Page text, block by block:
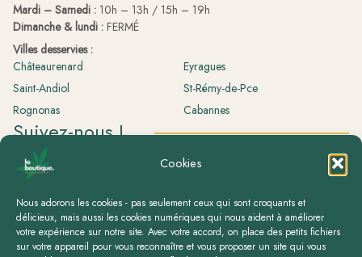
Cookies
Nous adorons les cookies - pas seulement ceux qui sont croquants et
délicieux, mais aussi les cookies numériques qui nous aident à améliorer
votre expérience sur notre site. Avec votre accord, on place des petits fichiers
sur votre appareil pour vous reconnaître et vous proposer un site qui vous
Mardi – Samedi : 10h – 13h / 15h – 19h
Dimanche & lundi : FERMÉ
Villes desservies :
Châteaurenard
Eyragues
Saint-Andiol
St-Rémy-de-Pce
Rognonas
Cabannes
Suivez-nous !